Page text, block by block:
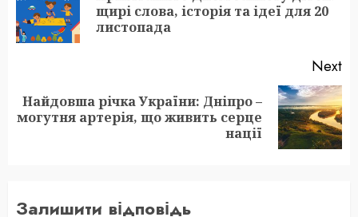
щирі слова, історія та ідеї для 20
листопада
Next
Next
Найдовша річка України: Дніпро –
могутня артерія, що живить серце
нації
Залишити відповідь